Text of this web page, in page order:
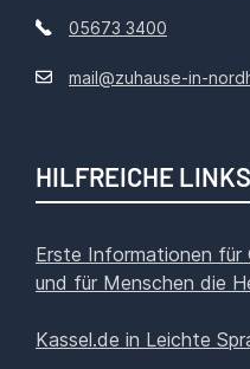
05673 3400
mail@zuhause-in-
HILFREICHE LINKS
Erste Informationen für
und für Menschen die
Kassel.de in Leichte